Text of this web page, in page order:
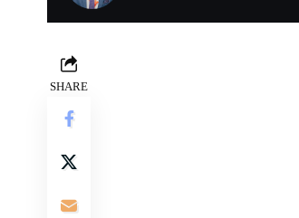
SHARE